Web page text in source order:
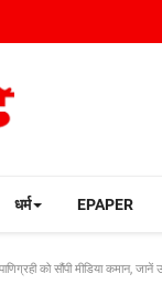
धर्म EPAPER
को सौंपी मीडिया कमान, जानें